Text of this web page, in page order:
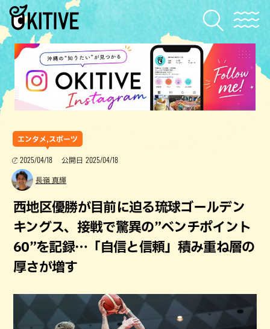
エンタメ,スポーツ
2025/04/18 公開日 2025/04/18
長嶺 真輝
西地区優勝が目前に迫る琉球ゴールデン
キングス、接戦で驚異の”ベンチポイント
60”を記録…「自信と信頼」積み重ね層の
厚さが増す